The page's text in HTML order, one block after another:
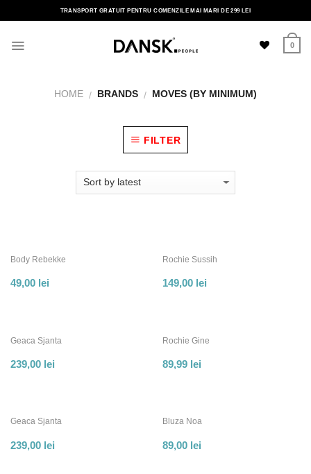
to
TRANSPORT GRATUIT PENTRU COMENZILE MAI MARI DE 299 LEI
0
HOME / BRANDS / MOVES (BY MINIMUM)
FILTER
Body Rebekke
49,00 lei
Rochie Sussih
149,00 lei
Geaca Sjanta
239,00 lei
Rochie Gine
89,99 lei
Geaca Sjanta
239,00 lei
Bluza Noa
89,00 lei